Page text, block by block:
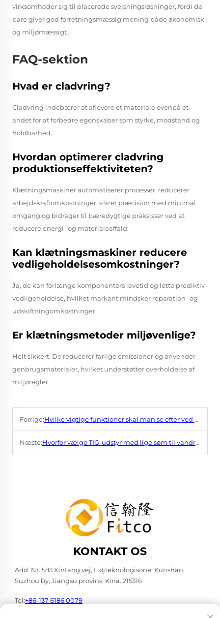
virksomheder sig til placerede svejsningsløsninger, fordi de
bare giver god forretningsmæssig mening både økonomisk
og miljømæssigt.
FAQ-sektion
Hvad er cladvring?
Cladvring indebærer at aflevere et materiale ovenpå et
andet for at forbedre egenskaber som styrke, modstand og
holdbarhed.
Hvordan optimerer cladvring
produktionseffektiviteten?
Klætningsmaskiner automatiserer processer, reducerer
arbejdskraftomkostninger, sikrer præcision med minimal
omgang og bidrager til bæredygtige praksisser ved at
reducere energi- og materialeaffald.
Kan klætningsmaskiner reducere
vedligeholdelsesomkostninger?
Ja, de kan forlænge komponenters levetid og lette prediktiv
vedligeholdelse, hvilket markant mindsker reparation- og
udskiftningomkostninger.
Er klætningsmetoder miljøvenlige?
Helt sikkert. De reducerer farlige emissioner og anvender
genbrugsmaterialer, hvilket understøtter overholdelse af
miljøregler.
Forrige:Hvilke vigtige funktioner skal man se efter ved valg af en beklædt svejsemaskine?
Næste:Hvorfor vælge TIG-udstyr med lige søm til vandret rørsvetsning?
KONTAKT OS
Add: Nr. 583 Xintang vej, Højteknologisone, Kunshan,
Suzhou by, Jiangsu provins, Kina. 215316
Tel:+86-137 6186 0079